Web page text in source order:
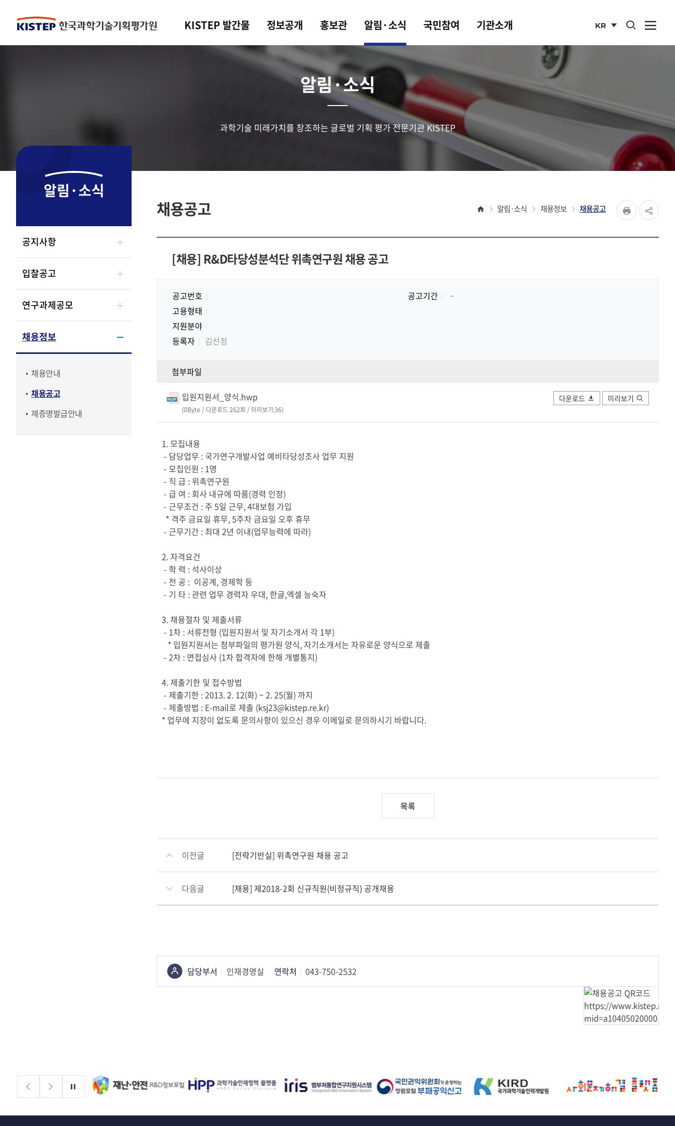
KISTEP 발간물 정보공개 홍보관 알림·소식 국민참여 기관소개
KR
사이트
통합검색 열기
사
열기
알림·소식
과학기술 미래가치를 창조하는 글로벌 기획 평가 전문기관 KISTEP
알림·소식
공지사항
입찰공고
연구과제공모
채용정보
채용안내
채용공고
제증명발급안내
채용공고 홈 알림·소식 채용정보 채용공고
페이지
[채용] R&D타당성분석단 위촉연구원 채용 공고
공고번호 공고기간
~
고용형태
지원분야
등록자
김선정
첨부파일
입원지원서_양식.hwp
(0Byte / 다운로드 262회 / 미리보기:36)
다운로드 미리보기
1. 모집내용
- 담당업무 : 국가연구개발사업 예비타당성조사 업무 지원
- 모집인원 : 1명
- 직 급 : 위촉연구원
- 급 여 : 회사 내규에 따름(경력 인정)
- 근무조건 : 주 5일 근무, 4대보험 가입
* 격주 금요일 휴무, 5주차 금요일 오후 휴무
- 근무기간 : 최대 2년 이내(업무능력에 따라)
2. 자격요건
- 학 력 : 석사이상
- 전 공 : 이공계, 경제학 등
- 기 타 : 관련 업무 경력자 우대, 한글,엑셀 능숙자
3. 채용절차 및 제출서류
- 1차 : 서류전형 (입원지원서 및 자기소개서 각 1부)
* 입원지원서는 첨부파일의 평가원 양식, 자기소개서는 자유로운 양식으로 제출
- 2차 : 면접심사 (1차 합격자에 한해 개별통지)
4. 제출기한 및 접수방법
- 제출기한 : 2013. 2. 12(화) ~ 2. 25(월) 까지
- 제출방법 : E-mail로 제출 (ksj23@kistep.re.kr)
* 업무에 지장이 없도록 문의사항이 있으신 경우 이메일로 문의하시기 바랍니다.
목록
이전글 [전략기반실] 위촉연구원 채용 공고
다음글 [채용] 제2018-2회 신규직원(비정규직) 공개채용
콘텐츠
정보책임자
담당부서 인재경영실 연락처 043-750-2532
배너존 정지